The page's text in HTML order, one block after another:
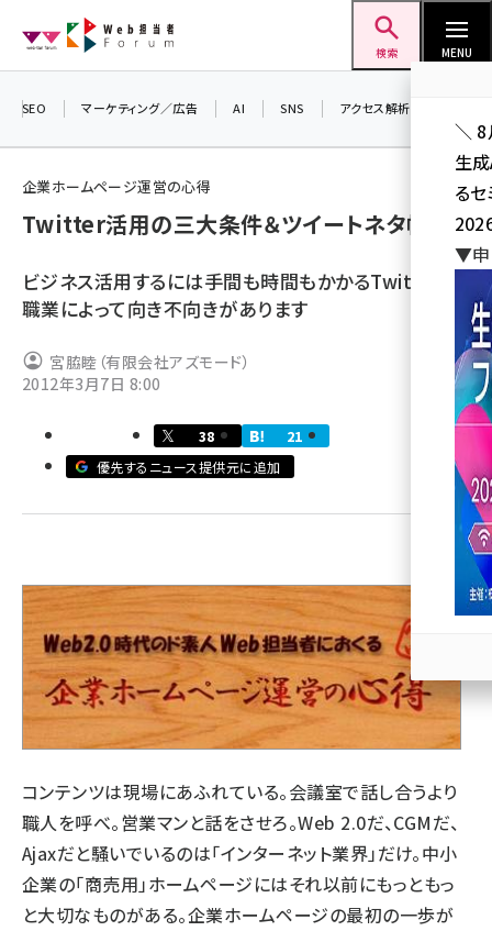
ン
検索 MENU
ai (2804)
note (2312)
z世代 (1622)
SEO マーケティング／広告 AI SNS アクセス解析／データ分析
企業ホームページ運営の心得
Twitter活用の三大条件＆ツイートネタ帳
ビジネス活用するには手間も時間もかかるTwitter。
職業によって向き不向きがあります
宮脇睦（有限会社アズモード）
2012年3月7日 8:00
38
21
優先するニュース提供元に追加
コンテンツは現場にあふれている。会議室で話し合うより
職人を呼べ。営業マンと話をさせろ。Web 2.0だ、CGMだ、
Ajaxだと騒いでいるのは「インターネット業界」だけ。中小
企業の「商売用」ホームページにはそれ以前にもっともっ
と大切なものがある。企業ホームページの最初の一歩が
＼ 8
生
る
▼申